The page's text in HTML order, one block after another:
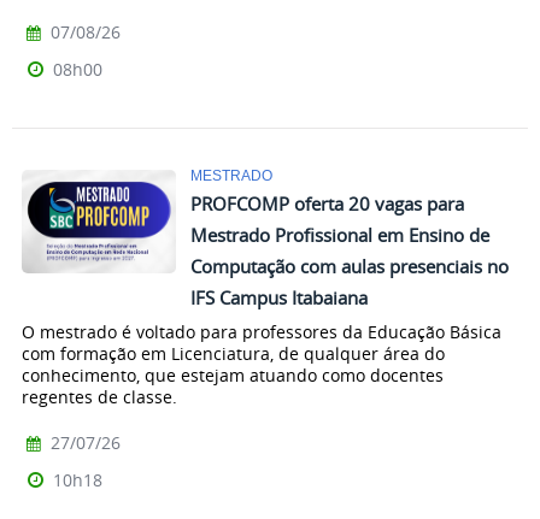
07/08/26
08h00
MESTRADO
PROFCOMP oferta 20 vagas para
Mestrado Profissional em Ensino de
Computação com aulas presenciais no
IFS Campus Itabaiana
O mestrado é voltado para professores da Educação Básica
com formação em Licenciatura, de qualquer área do
conhecimento, que estejam atuando como docentes
regentes de classe.
27/07/26
10h18